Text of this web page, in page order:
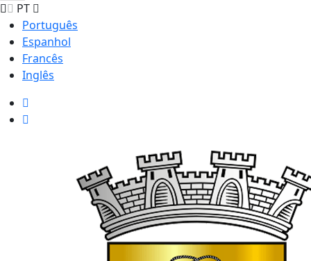
PT
Português
Espanhol
Francês
Inglês